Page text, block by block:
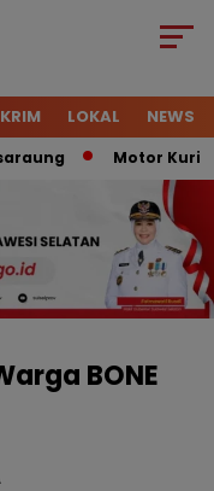
LOKAL NEWS
Motor Kurir
BONE